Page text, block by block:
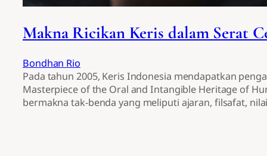
Makna Ricikan Keris dalam Serat
Bondhan Rio
Pada tahun 2005, Keris Indonesia mendapatkan
Masterpiece of the Oral and Intangible Heritage of
bermakna tak-benda yang meliputi ajaran, filsafat,